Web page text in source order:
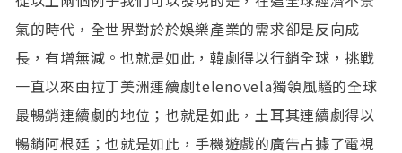
氣的時代，全世界對於於娛樂產業的需求卻是反向成
長，有增無減。也就是如此，韓劇得以行銷全球，挑戰
一直以來由拉丁美洲連續劇telenovela獨領風騷的全球
最暢銷連續劇的地位；也就是如此，土耳其連續劇得以
暢銷阿根廷；也就是如此，手機遊戲的廣告占據了電視